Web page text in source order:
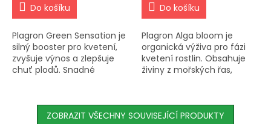
Do košíku
Plagron Green Sensation je
silný booster pro kvetení,
zvyšuje výnos a zlepšuje
chuť plodů. Snadné
Do košíku
Plagron Alga bloom je
organická výživa pro fázi
kvetení rostlin. Obsahuje
živiny z mořských řas,
rostliny před soli a
plísněmi,...
ZOBRAZIT VŠECHNY SOUVISEJÍCÍ PRODUKTY